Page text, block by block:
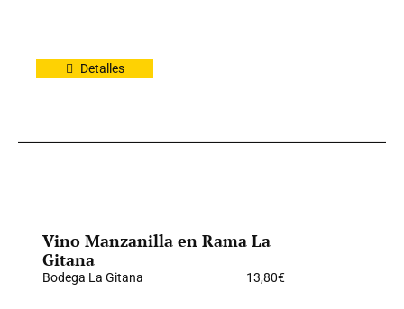
Detalles
Vino Manzanilla en Rama La
Gitana
Bodega La Gitana 13,80€